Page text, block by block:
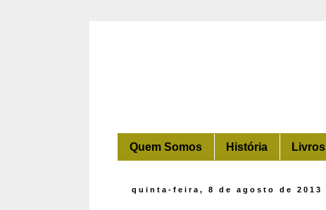
Quem Somos História Livros
quinta-feira, 8 de agosto de 2013